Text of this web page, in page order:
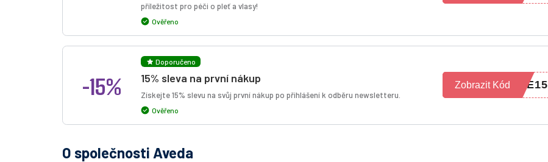
příležitost pro péči o pleť a vlasy!
Ověřeno
-15%
Doporučeno
15% sleva na první nákup
Získejte 15% slevu na svůj první nákup po přihlášení k odběru newsletteru.
Ověřeno
ME15
Zobrazit Kód
O společnosti Aveda